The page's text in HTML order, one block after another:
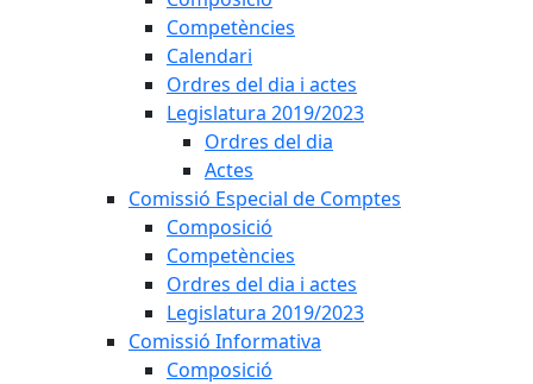
Competències
Calendari
Ordres del dia i actes
Legislatura 2019/2023
Ordres del dia
Actes
Comissió Especial de Comptes
Composició
Competències
Ordres del dia i actes
Legislatura 2019/2023
Comissió Informativa
Composició